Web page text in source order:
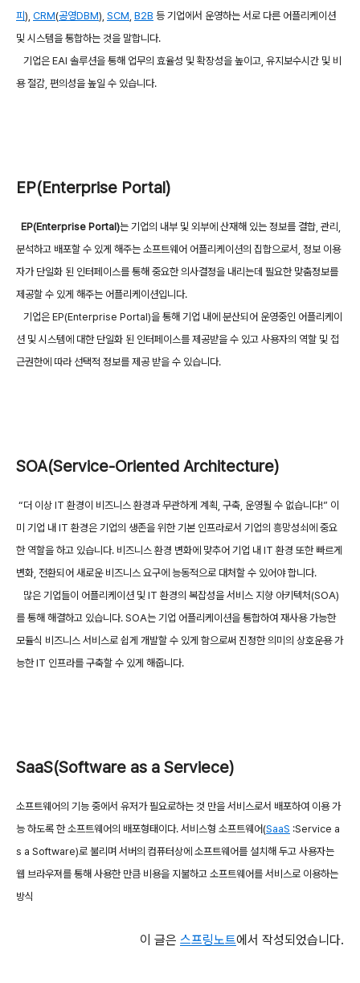
피 ), CRM(공영DBM), SCM B2B 등 기업에서 운영하는 서로 다른 어플리케이션
및 시스템을 통합하는 것을 말합니다.
기업은 EAI 솔루션을 통해 업무의 효율성 및 확장성을 높이고, 유지보수시간 및 비
용 절감, 편의성을 높일 수 있습니다.
EP(Enterprise Portal)
EP(Enterprise Portal)는 기업의 내부 및 외부에 산재해 있는 정보를 결합, 관리,
분석하고 배포할 수 있게 해주는 소프트웨어 어플리케이션의 집합으로서, 정보 이용
자가 단일화 된 인터페이스를 통해 중요한 의사결정을 내리는데 필요한 맞춤정보를
제공할 수 있게 해주는 어플리케이션입니다.
기업은 EP(Enterprise Portal)을 통해 기업 내에 분산되어 운영중인 어플리케이
션 및 시스템에 대한 단일화 된 인터페이스를 제공받을 수 있고 사용자의 역할 및 접
근권한에 따라 선택적 정보를 제공 받을 수 있습니다.
SOA(Service-Oriented Architecture)
“더 이상 IT 환경이 비즈니스 환경과 무관하게 계획, 구축, 운영될 수 없습니다!” 이
미 기업 내 IT 환경은 기업의 생존을 위한 기본 인프라로서 기업의 흥망성쇠에 중요
한 역할을 하고 있습니다. 비즈니스 환경 변화에 맞추어 기업 내 IT 환경 또한 빠르게
변화, 전환되어 새로운 비즈니스 요구에 능동적으로 대처할 수 있어야 합니다.
많은 기업들이 어플리케이션 및 IT 환경의 복잡성을 서비스 지향 아키텍처(SOA)
를 통해 해결하고 있습니다. SOA는 기업 어플리케이션을 통합하여 재사용 가능한
모듈식 비즈니스 서비스로 쉽게 개발할 수 있게 함으로써 진정한 의미의 상호운용 가
능한 IT 인프라를 구축할 수 있게 해줍니다.
SaaS(Software as a Serviece)
소프트웨어의 기능 중에서 유저가 필요로하는 것 만을 서비스로서 배포하여 이용 가
능 하도록 한 소프트웨어의 배포형태이다. 서비스형 소프트웨어(SaaS :Service a
s a Software)로 불리며 서버의 컴퓨터상에 소프트웨어를 설치해 두고 사용자는
웹 브라우져를 통해 사용한 만큼 비용을 지불하고 소프트웨어를 서비스로 이용하는
방식
이 글은 스프링노트에서 작성되었습니다.